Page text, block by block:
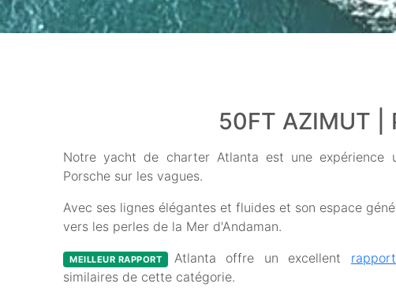
50FT AZIMUT |
Notre yacht de charter Atlanta est une
Porsche sur les vagues.
Avec ses lignes élégantes et fluides et son espace
vers les perles de la Mer d'Andaman.
MEILLEUR RAPPORT Atlanta offre un excellent
similaires de cette catégorie.